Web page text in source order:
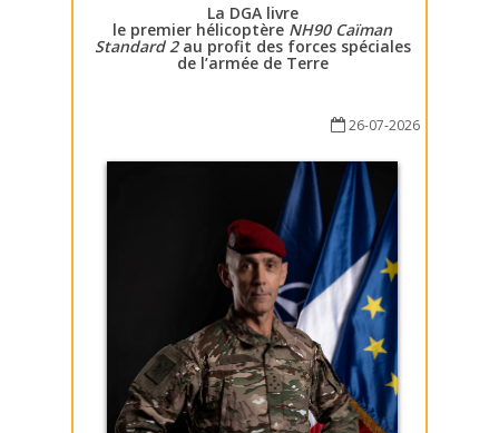
La DGA livre
le premier hélicoptère NH90 Caïman
Standard 2au profit des forces spéciales
de l’armée de Terre
26-07-2026